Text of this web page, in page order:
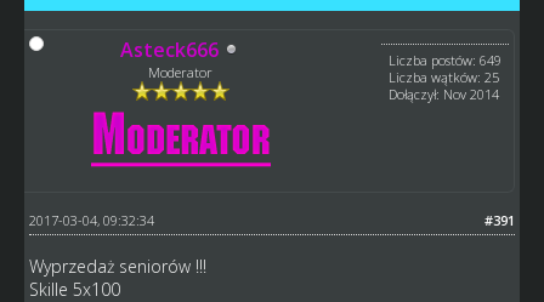
Asteck666
Moderator
Liczba postów: 649
Liczba wątków: 25
Dołączył: Nov 2014
#391
2017-03-04, 09:32:34
Wyprzedaż seniorów !!!
Skille 5x100